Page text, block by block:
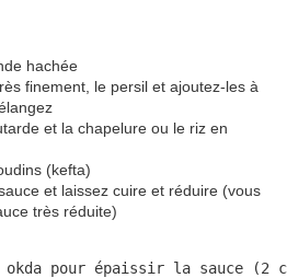
hachée
finement, le persil et ajoutez-les à
et la chapelure ou le riz en
(kefta)
et laissez cuire et réduire (vous
très réduite)
okda pour épaissir la sauce